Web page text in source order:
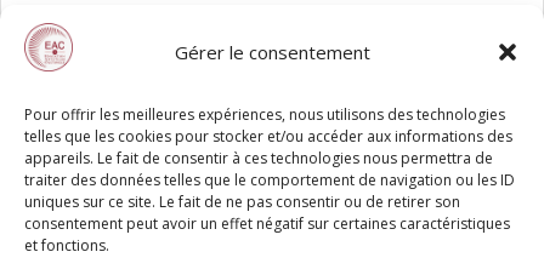
Gérer le consentement
Pour offrir les meilleures expériences, nous utilisons des technologies
telles que les cookies pour stocker et/ou accéder aux informations des
appareils. Le fait de consentir à ces technologies nous permettra de
traiter des données telles que le comportement de navigation ou les ID
uniques sur ce site. Le fait de ne pas consentir ou de retirer son
consentement peut avoir un effet négatif sur certaines caractéristiques
et fonctions.